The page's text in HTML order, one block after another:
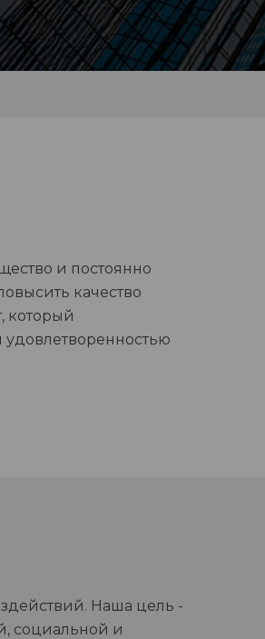
и постоянно
качество
который
Наша цель -
социальной и